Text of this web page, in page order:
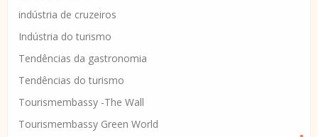
indústria de cruzeiros
Indústria do turismo
Tendências da gastronomia
Tendências do turismo
Tourismembassy -The Wall
Tourismembassy Green World